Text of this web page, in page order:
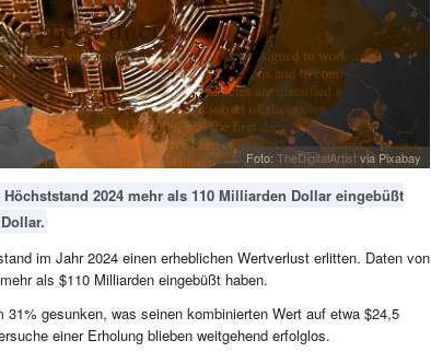
Foto: TheDigitalArtistvia Pixabay
2024 mehr als 110 Milliarden Dollar eingebüßt
im Jahr 2024 einen erheblichen Wertverlust erlitten. Daten von
als $110 Milliarden eingebüßt haben.
gesunken, was seinen kombinierten Wert auf etwa $24,5
einer Erholung blieben weitgehend erfolglos.